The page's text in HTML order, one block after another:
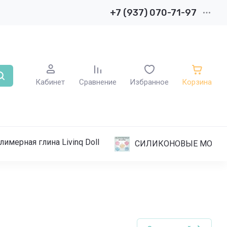
+7 (937) 070-71-97
Кабинет Сравнение Избранное Корзина
глина Livinq Doll СИЛИКОНОВЫЕ